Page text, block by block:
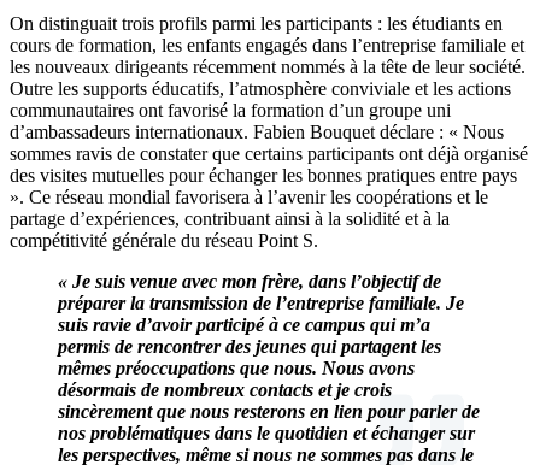
On distinguait trois profils parmi les participants : les étudiants en
cours de formation, les enfants engagés dans l’entreprise familiale et
les nouveaux dirigeants récemment nommés à la tête de leur société.
Outre les supports éducatifs, l’atmosphère conviviale et les actions
communautaires ont favorisé la formation d’un groupe uni
d’ambassadeurs internationaux. Fabien Bouquet déclare : « Nous
sommes ravis de constater que certains participants ont déjà organisé
des visites mutuelles pour échanger les bonnes pratiques entre pays
». Ce réseau mondial favorisera à l’avenir les coopérations et le
partage d’expériences, contribuant ainsi à la solidité et à la
compétitivité générale du réseau Point S.
« Je suis venue avec mon frère, dans l’objectif de
préparer la transmission de l’entreprise familiale. Je
suis ravie d’avoir participé à ce campus qui m’a
permis de rencontrer des jeunes qui partagent les
mêmes préoccupations que nous. Nous avons
désormais de nombreux contacts et je crois
sincèrement que nous resterons en lien pour parler de
nos problématiques dans le quotidien et échanger sur
les perspectives, même si nous ne sommes pas dans le